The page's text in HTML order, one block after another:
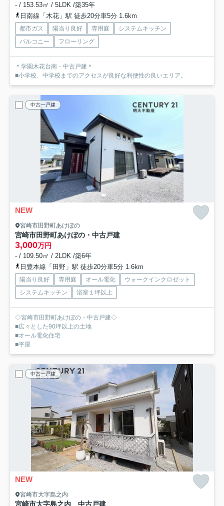
- / 153.53㎡ / 5LDK /築35年
日南線「木花」駅 徒歩20分車5分 1.6km
都市ガス 陽当り良好 専用庭
システムキッチン
バルコニー
フローリング
＊学園木花台南・中古戸建＊
■小学校、中学校までのアクセスが良好な利便性の良いエリア。
中古一戸建
NEW
宮崎市田野町あけぼの
宮崎市田野町あけぼの・中古戸建
3,000万円
- / 109.50㎡ / 2LDK /築6年
日豊本線「田野」駅 徒歩20分車5分 1.6km
陽当り良好 専用庭 オール電化
ウォークインクロゼット
システムキッチン
浴室１坪以上
◇宮崎市田野町あけぼの・中古戸建◇
■広々とした90坪以上の土地
■オール電化住宅
■平屋
中古一戸建
NEW
宮崎市大字島之内
宮崎市大字島之内 中古戸建